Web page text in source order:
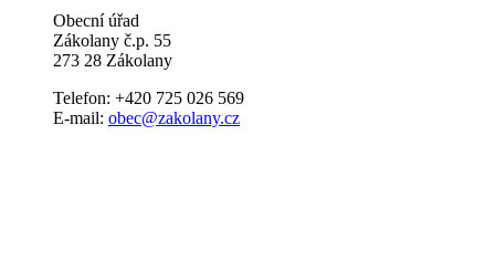
Obecní úřad
Zákolany č.p. 55
273 28 Zákolany
Telefon: +420 725 026 569
E-mail: obec@zakolany.cz